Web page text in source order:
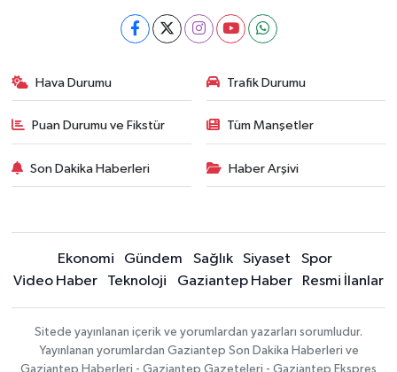
Hava Durumu Trafik Durumu
Puan Durumu ve Fikstür Tüm Manşetler
Son Dakika Haberleri Haber Arşivi
Ekonomi Gündem Sağlık Siyaset
Spor
Video Haber
Teknoloji Gaziantep Haber Resmi İlanlar
Sitede yayınlanan içerik ve yorumlardan yazarları sorumludur.
Yayınlanan yorumlardan Gaziantep Son Dakika Haberleri ve